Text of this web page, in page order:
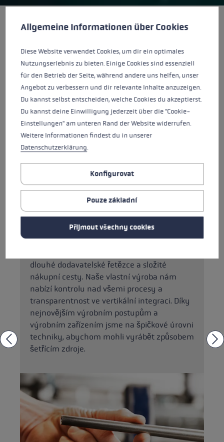
S plným nasazením pracujeme na výrobě
produktů s dlouhou životností a výjimečnou
hodnotou. Naší premisou je spojit špičkový výkon
s bezpečností a pohodlím. Během procesu vývoje
vše konzultujeme s odborníky a profesionálními
sportovci, abychom zajistili jedinečnou úroveň
kvality značky LEKI. Důkazem úrovně inovací a
Naše produkty společně vyvíjíme a
vyrábíme ve švábském městě Kirchheim
dlouhé dodavatelské řetězce a složité
nákupní cesty. Naše vlastní výroba nám
nabízí kontrolu nad všemi procesy a
transparentnost ve vertikální integraci. Díky
nejnovějším výrobním postupům a
výrobním zařízením jsme na špičkové úrovni
techniky, abychom mohli vyrábět způsobem
šetřícím zdroje.
Allgemeine Informationen über Cookies
Diese Website verwendet Cookies, um dir ein optimales
Nutzungserlebnis zu bieten. Einige Cookies sind essenziell
für den Betrieb der Seite, während andere uns helfen, unser
Angebot zu verbessern und dir relevante Inhalte anzuzeigen.
Du kannst selbst entscheiden, welche Cookies du akzeptierst.
Du kannst deine Einwilligung jederzeit über die "Cookie-
Einstellungen" am unteren Rand der Website widerrufen.
Weitere Informationen findest du in unserer
Datenschutzerklärung.
Konfigurovat
Pouze základní
Přijmout všechny cookies